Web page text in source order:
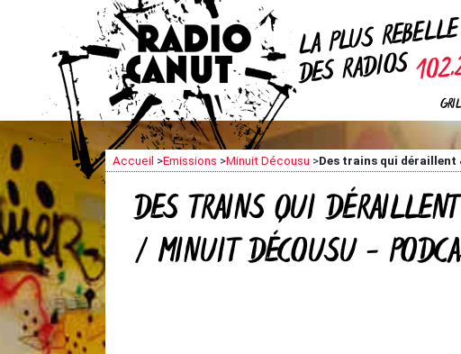
LA PLUSREBELLE
DES RADIOS
Accueil >Emissions >Minuit Décousu >Des trains qui déraillent
DES TRAINS QUI
/ MINUIT DÉCOUSU -